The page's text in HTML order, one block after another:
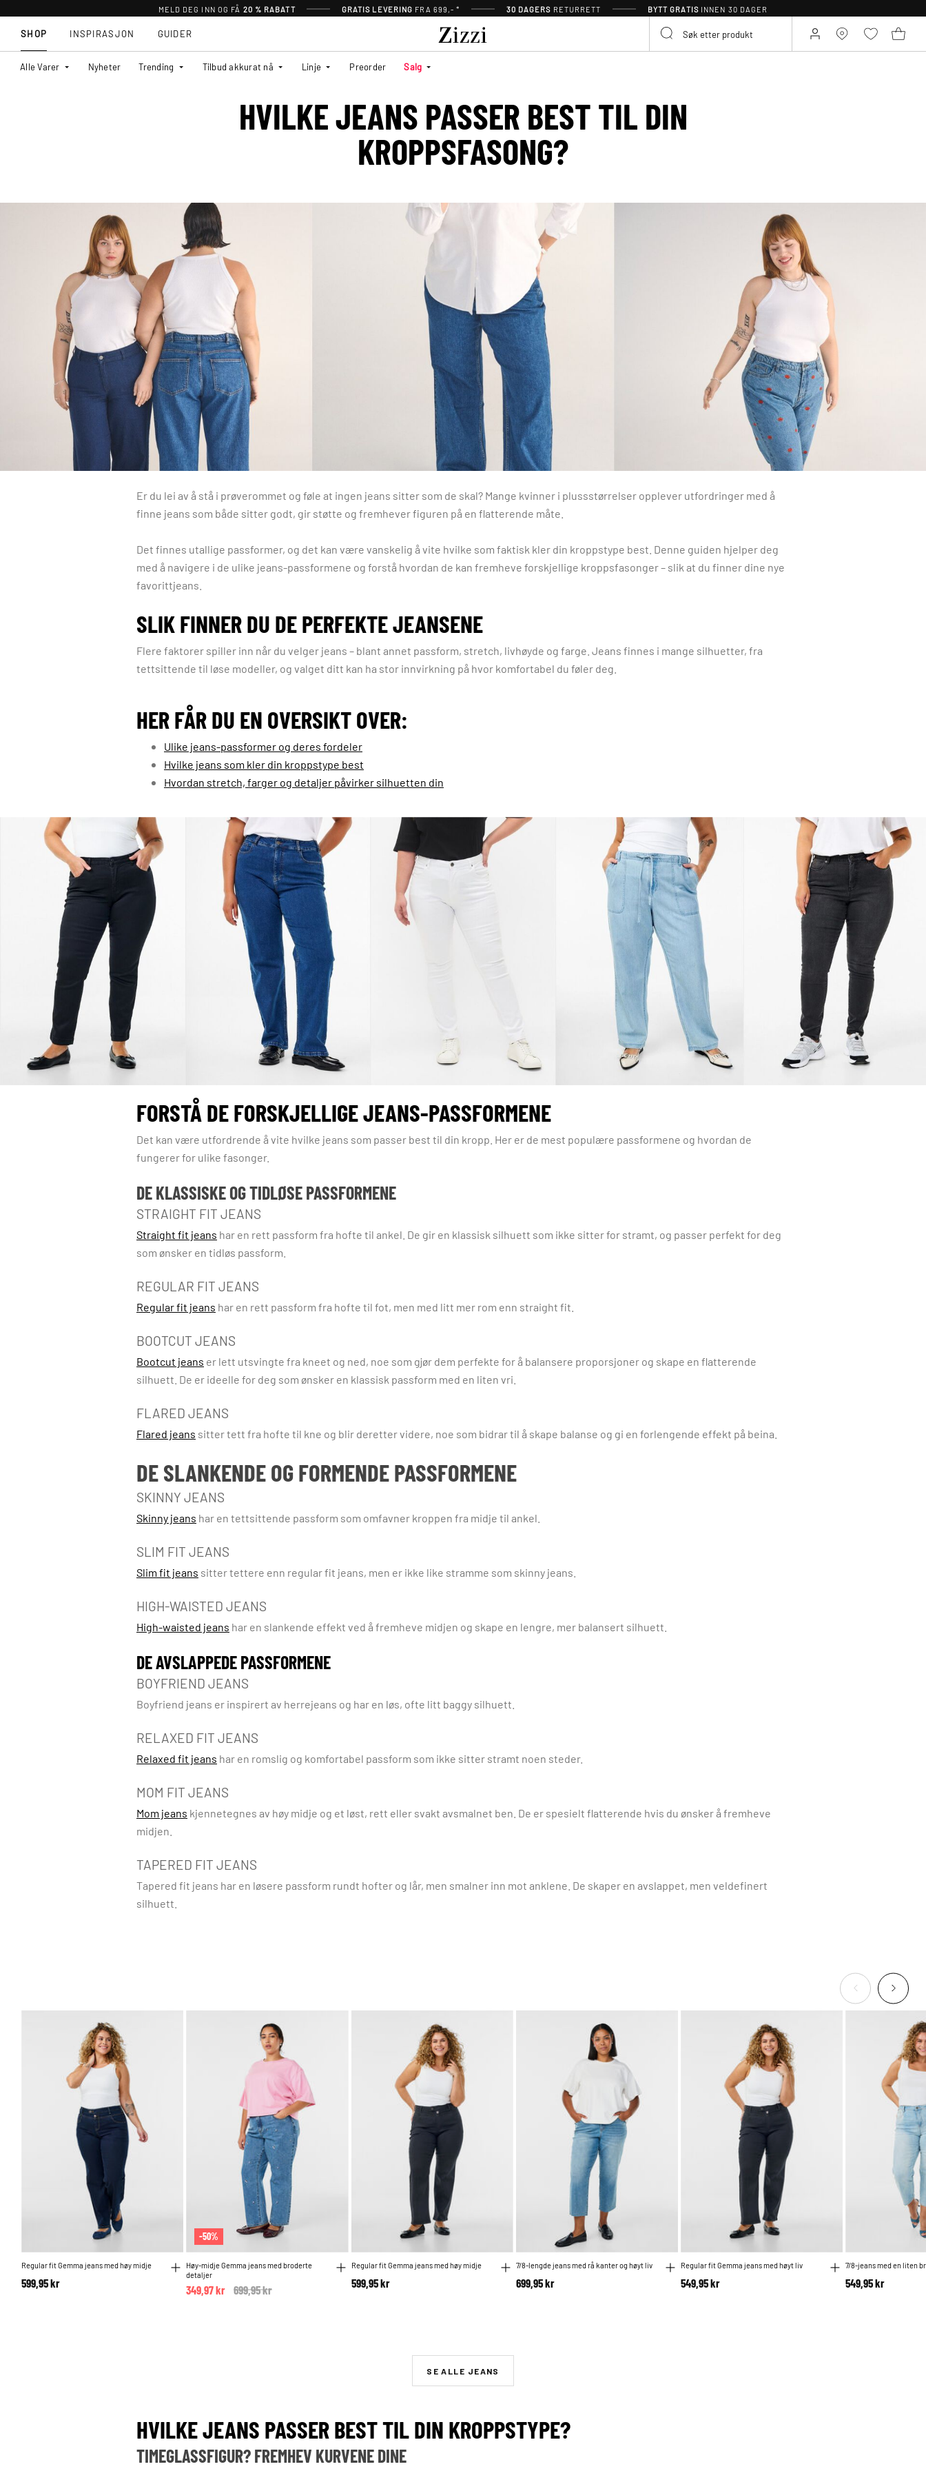
MELD DEG INN OG FÅ 20 % RABATT GRATIS LEVERING FRA 699,- * 30 DAGERS RETURRETT BYTT GRATISINNEN 30 DAGER
SHOP
Alle Varer Nyheter Trending Tilbud akkurat nå Linje Preorder Salg
INSPIRASJON GUIDER
HVILKE JEANS PASSER BEST TIL DIN
KROPPSFASONG?
Er du lei av å stå i prøverommet og føle at ingen jeans sitter som de skal? Mange kvinner i plussstørrelser opplever utfordringer med å
finne jeans som både sitter godt, gir støtte og fremhever figuren på en flatterende måte.
Det finnes utallige passformer, og det kan være vanskelig å vite hvilke som faktisk kler din kroppstype best. Denne guiden hjelper deg
med å navigere i de ulike jeans-passformene og forstå hvordan de kan fremheve forskjellige kroppsfasonger – slik at du finner dine nye
favorittjeans.
SLIK FINNER DU DE PERFEKTE JEANSENE
Flere faktorer spiller inn når du velger jeans – blant annet passform, stretch, livhøyde og farge. Jeans finnes i mange silhuetter, fra
tettsittende til løse modeller, og valget ditt kan ha stor innvirkning på hvor komfortabel du føler deg.
HER FÅR DU EN OVERSIKT OVER:
Ulike jeans-passformer og deres fordeler
Hvilke jeans som kler din kroppstype best
Hvordan stretch, farger og detaljer påvirker silhuetten din
FORSTÅ DE FORSKJELLIGE JEANS-PASSFORMENE
Det kan være utfordrende å vite hvilke jeans som passer best til din kropp. Her er de mest populære passformene og hvordan de
fungerer for ulike fasonger.
DE KLASSISKE OG TIDLØSE PASSFORMENE
STRAIGHT FIT JEANS
Straight fit jeans har en rett passform fra hofte til ankel. De gir en klassisk silhuett som ikke sitter for stramt, og passer perfekt for deg
som ønsker en tidløs passform.
REGULAR FIT JEANS
Regular fit jeans har en rett passform fra hofte til fot, men med litt mer rom enn straight fit.
BOOTCUT JEANS
Bootcut jeans er lett utsvingte fra kneet og ned, noe som gjør dem perfekte for å balansere proporsjoner og skape en flatterende
silhuett. De er ideelle for deg som ønsker en klassisk passform med en liten vri.
FLARED JEANS
Flared jeans sitter tett fra hofte til kne og blir deretter videre, noe som bidrar til å skape balanse og gi en forlengende effekt på beina.
DE SLANKENDE OG FORMENDE PASSFORMENE
SKINNY JEANS
Skinny jeans har en tettsittende passform som omfavner kroppen fra midje til ankel.
SLIM FIT JEANS
Slim fit jeans sitter tettere enn regular fit jeans, men er ikke like stramme som skinny jeans.
HIGH-WAISTED JEANS
High-waisted jeans har en slankende effekt ved å fremheve midjen og skape en lengre, mer balansert silhuett.
DE AVSLAPPEDE PASSFORMENE
BOYFRIEND JEANS
Boyfriend jeans er inspirert av herrejeans og har en løs, ofte litt baggy silhuett.
RELAXED FIT JEANS
Relaxed fit jeans har en romslig og komfortabel passform som ikke sitter stramt noen steder.
MOM FIT JEANS
Mom jeans kjennetegnes av høy midje og et løst, rett eller svakt avsmalnet ben. De er spesielt flatterende hvis du ønsker å fremheve
midjen.
TAPERED FIT JEANS
Tapered fit jeans har en løsere passform rundt hofter og lår, men smalner inn mot anklene. De skaper en avslappet, men veldefinert
silhuett.
Regular fit Gemma jeans med høy midje
599,95 kr
-50%
Høy-midje Gemma jeans med broderte
detaljer
Price reduced from
699,95 kr
349,97 kr
Regular fit Gemma jeans med høy midje
599,95 kr
7/8-lengde jeans med rå kanter og høyt liv
699,95 kr
Regular fit Gemma jeans med høyt liv
549,95 kr
7/8-jeans med en liten
549,95 kr
SE ALLE JEANS
HVILKE JEANS PASSER BEST TIL DIN KROPPSTYPE?
TIMEGLASSFIGUR? FREMHEV KURVENE DINE